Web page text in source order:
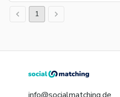
1